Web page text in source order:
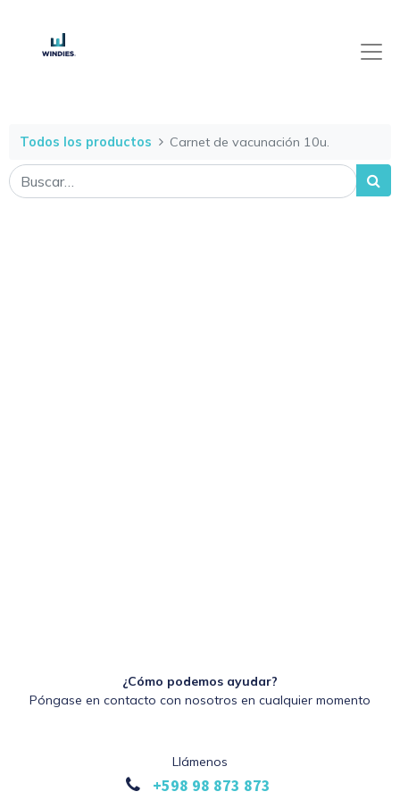
Todos los productos Carnet de vacunación 10u.
¿Cómo podemos ayudar?
Póngase en contacto con nosotros en cualquier momento
Llámenos
+598 98 873 873